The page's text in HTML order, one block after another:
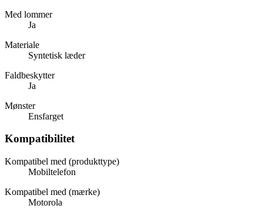
Med lommer
Ja
Materiale
Syntetisk læder
Faldbeskytter
Ja
Mønster
Ensfarget
Kompatibilitet
Kompatibel med (produkttype)
Mobiltelefon
Kompatibel med (mærke)
Motorola